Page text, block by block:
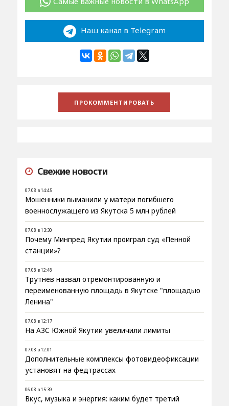
Наш канал в Telegram
Свежие новости
07.08 в 14:45
Мошенники выманили у матери погибшего
военнослужащего из Якутска 5 млн рублей
07.08 в 13:30
Почему Минпред Якутии проиграл суд «Пенной
станции»?
07.08 в 12:48
Трутнев назвал отремонтированную и
переименованную площадь в Якутске "площадью
Ленина"
07.08 в 12:17
На АЗС Южной Якутии увеличили лимиты
07.08 в 12:01
Дополнительные комплексы фотовидеофиксации
установят на федтрассах
06.08 в 15:39
Вкус, музыка и энергия: каким будет третий